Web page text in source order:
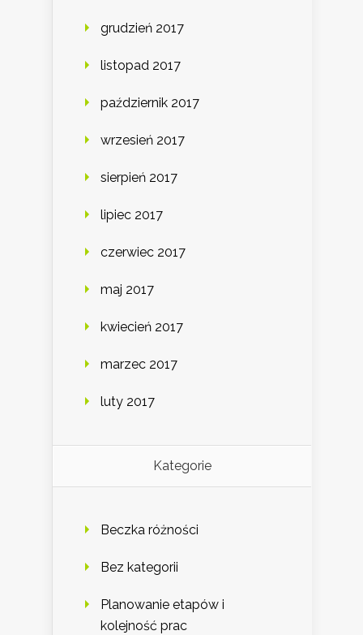
grudzień 2017
listopad 2017
październik 2017
wrzesień 2017
sierpień 2017
lipiec 2017
czerwiec 2017
maj 2017
kwiecień 2017
marzec 2017
luty 2017
Kategorie
Beczka różności
Bez kategorii
Planowanie etapów i
kolejność prac